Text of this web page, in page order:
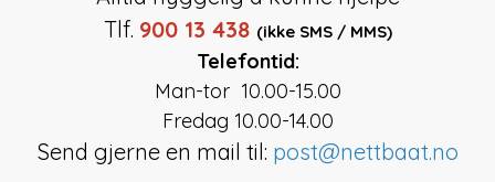
Tlf. 900 13 438 (ikke SMS / MMS)
Telefontid:
Man-tor 10.00-15.00
Fredag 10.00-14.00
Send gjerne en mail til: post@nettbaat.no